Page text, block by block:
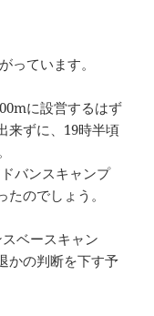
っています。
に設営するはず
来ずに、19時半頃
バンスキャンプ
のでしょう。
ベースキャン
かの判断を下す予